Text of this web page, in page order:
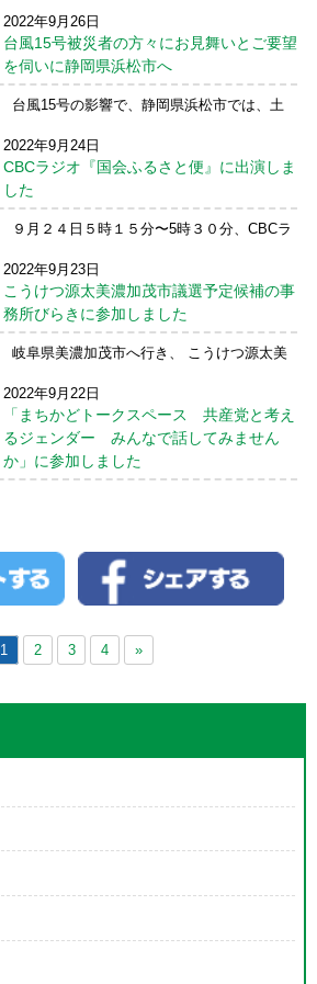
しいご連絡！ 被災された中小事業者の方の
災害廃棄物は事業系だから「有料」と言われ
たと。 ...続きを読む →
2022年9月26日
台風15号被災者の方々にお見舞いとご要望
を伺いに静岡県浜松市へ
台風15号の影響で、静岡県浜松市では、土
浸水63棟、床上浸水1633棟〈静岡県26日12時
現在〉が出ています。 ひらが高成県議予
定候補、酒井とよみ浜松市議とともに広域に
被 ... 続きを読む →
2022年9月24日
CBCラジオ『国会ふるさと便』に出演しま
した
９月２４日５時１５分〜5時３０分、CBCラ
岸田政権のコロナ対策、物価高のもとで暮ら
しを守る政策、学生支援、外国人技能実習制
度などインタビューにお答えしました。 どう
もありが ... 続きを読む →
2022年9月23日
こうけつ源太美濃加茂市議選予定候補の事
務所びらきに参加しました
岐阜県美濃加茂市へ行き、 こうけつ源太美
しました 前田たかし美濃加茂市議の宝の議
席を必ずバトンタッチしようと、会場いっぱ
いの方々が駆けつけました。 こうけつ源太
さんは、 ... 続きを読む →
2022年9月22日
「まちかどトークスペース 共産党と考え
るジェンダー みんなで話してみません
か」に参加しました
で話してみませんか」に参加 まさか新宿で
トークをするとは・・・と思いましたが、 非
常に楽し ...続きを読む →
1 2 3 4 »